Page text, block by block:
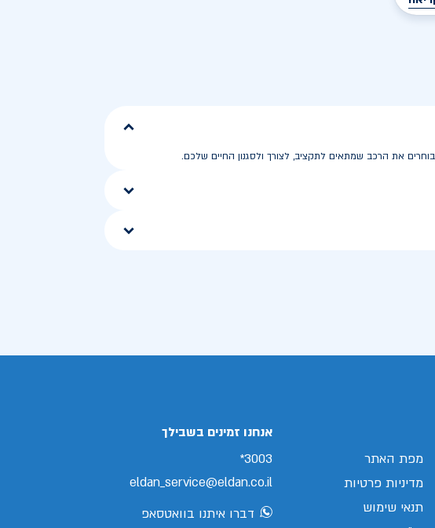
את הרכב שמתאים לתקציב, לצורך ולסגנון החיים שלכם.
מפת האתר
מדיניות פרטיות
תנאי שימוש
אנחנו זמינים בשבילך
3003*
eldan_service@eldan.co.il
דברו איתנו בוואטסאפ